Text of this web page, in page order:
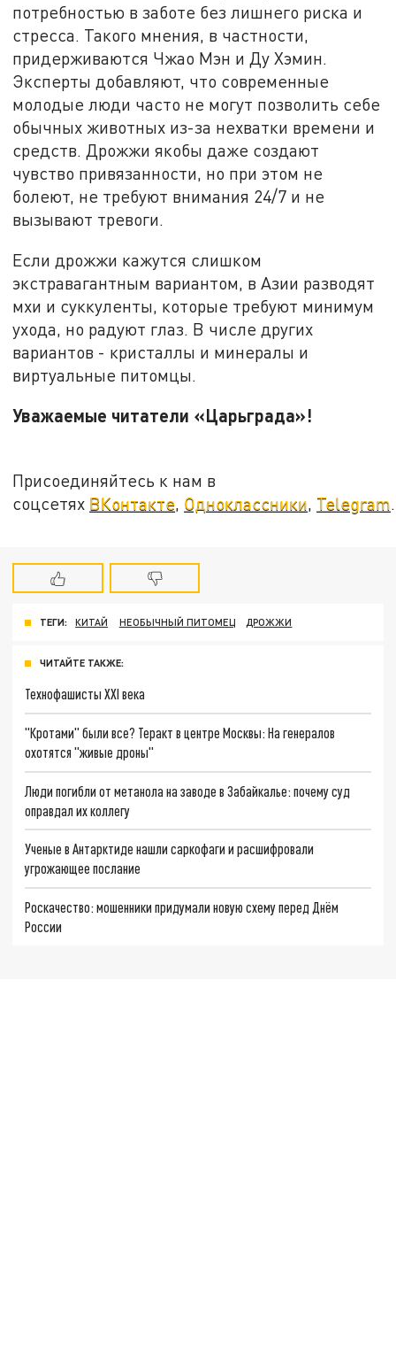
потребностью в заботе без лишнего риска и
стресса. Такого мнения, в частности,
придерживаются Чжао Мэн и Ду Хэмин.
Эксперты добавляют, что современные
молодые люди часто не могут позволить себе
обычных животных из-за нехватки времени и
средств. Дрожжи якобы даже создают
чувство привязанности, но при этом не
болеют, не требуют внимания 24/7 и не
вызывают тревоги.
Если дрожжи кажутся слишком
экстравагантным вариантом, в Азии разводят
мхи и суккуленты, которые требуют минимум
ухода, но радуют глаз. В числе других
вариантов - кристаллы и минералы и
виртуальные питомцы.
Уважаемые читатели «Царьграда»!
Присоединяйтесь к нам в
соцсетях ВКонтакте, Одноклассники, Telegram.
ТЕГИ: КИТАЙ НЕОБЫЧНЫЙ ПИТОМЕЦ ДРОЖЖИ
ЧИТАЙТЕ ТАКЖЕ:
Технофашисты XXI века
"Кротами" были все? Теракт в центре Москвы: На генералов
охотятся "живые дроны"
Люди погибли от метанола на заводе в Забайкалье: почему суд
оправдал их коллегу
Ученые в Антарктиде нашли саркофаги и расшифровали
угрожающее послание
Роскачество: мошенники придумали новую схему перед Днём
России